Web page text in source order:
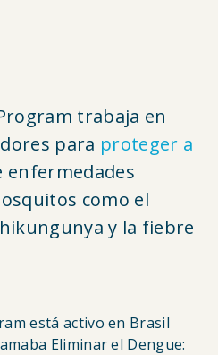
trabaja en
para proteger a
enfermedades
como el
y la fiebre
está activo en Brasil
Eliminar el Dengue: